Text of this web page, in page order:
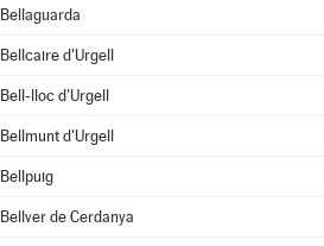
Bellaguarda
Bellcaire d'Urgell
Bell-lloc d'Urgell
Bellmunt d'Urgell
Bellpuig
Bellver de Cerdanya